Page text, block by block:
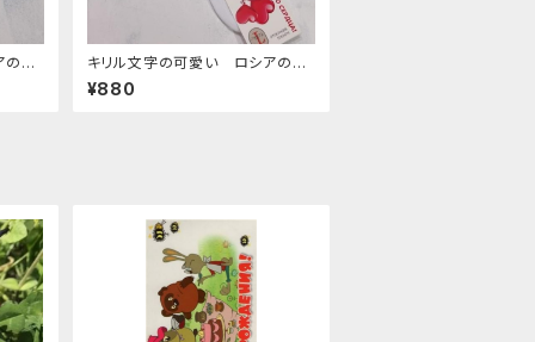
靴
キリル文字の可愛い ロシアの靴
下 8 ２３−２５cm
¥880